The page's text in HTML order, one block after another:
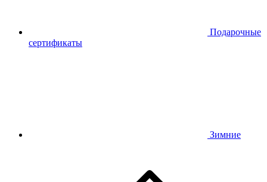
Подарочные
сертификаты
Зимние